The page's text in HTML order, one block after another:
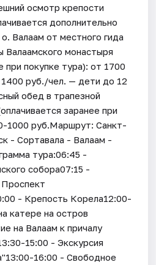
осмотр крепости
дополнительно
Валаам от местного гида
Валаамского монастыря
при покупке тура): от 1700
руб./чел. — дети до 12
обед в трапезной
заранее при
1000 руб.Маршрут: Санкт-
- Сортавала - Валаам -
тура:06:45 -
собора07:15 -
- Крепость Корела12:00-
катере на остров
на Валаам к причалу
15:00 - Экскурсия
16:00 - Свободное